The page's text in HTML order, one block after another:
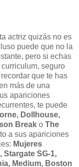
actriz quizás no es
puede que no la
pero si echas
seguro
que te has
más de una
apariciones
te puede
Dollhouse,
Break o The
a sus apariciones
Mujeres
Stargate SG-1,
Medium, Boston